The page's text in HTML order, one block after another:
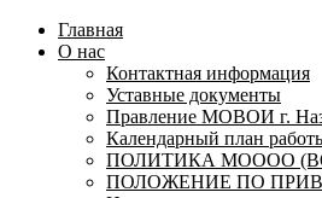
Главная
О нас
Контактная информация
Уставные документы
Правление МОВОИ г.
Календарный план
ПОЛИТИКА МОООО (ВОИ)
ПОЛОЖЕНИЕ ПО